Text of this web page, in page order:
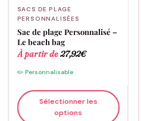
SACS DE PLAGE
PERSONNALISÉES
Sac de plage Personnalisé –
Le beach bag
À partir de27,92€
✏️ Personnalisable
Sélectionner les
options